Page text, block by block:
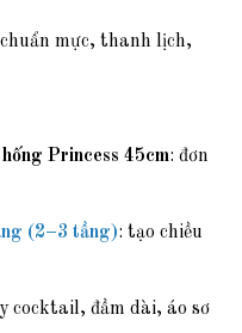
mực, thanh lịch,
Princess 45cm: đơn
(2–3 tầng): tạo chiều
cocktail, đầm dài, áo sơ